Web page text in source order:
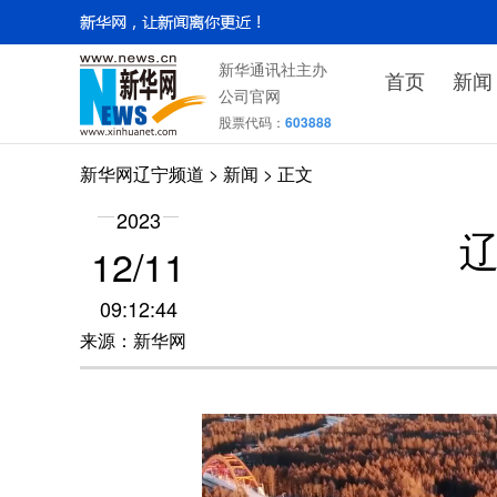
新华通讯社主办
公司官网
股票代码： 603888
首页 新闻
新华网辽宁频道 > 新闻 > 正文
2023
12/11
09:12:44
来源：新华网